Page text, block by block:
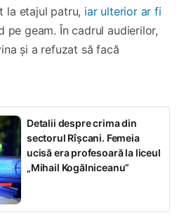
la etajul patru, iar ulterior ar fi
pe geam. În cadrul audierilor,
și a refuzat să facă
Detalii despre crima din
sectorul Rîșcani. Femeia
ucisă era profesoară la liceul
„Mihail Kogălniceanu”